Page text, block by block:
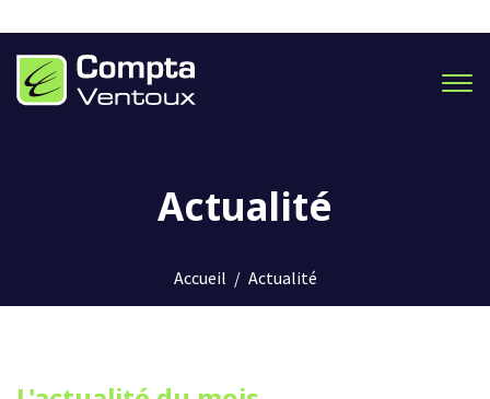
Actualité
Accueil / Actualité